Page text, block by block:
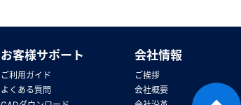
お客様サポート
ご利用ガイド
よくある質問
会社情報
ご挨拶
会社概要